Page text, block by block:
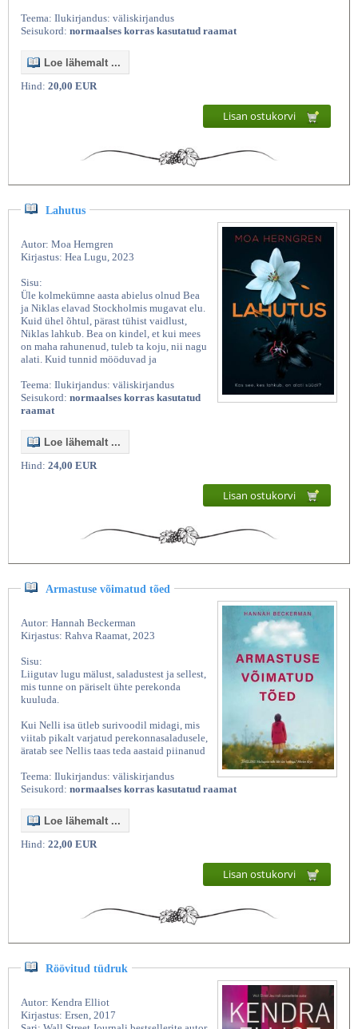
Teema: Ilukirjandus: väliskirjandus
Seisukord: normaalses korras kasutatud raamat
Loe lähemalt ...
Hind: 20,00 EUR
Lisan ostukorvi
Lahutus
Autor: Moa Herngren
Kirjastus: Hea Lugu, 2023
Sisu:
Üle kolmekümne aasta abielus olnud Bea
ja Niklas elavad Stockholmis mugavat elu.
Kuid ühel õhtul, pärast tühist vaidlust,
Niklas lahkub. Bea on kindel, et kui mees
on maha rahunenud, tuleb ta koju, nii nagu
alati. Kuid tunnid mööduvad ja
Teema: Ilukirjandus: väliskirjandus
Seisukord: normaalses korras kasutatud
raamat
Loe lähemalt ...
Hind: 24,00 EUR
Lisan ostukorvi
Armastuse võimatud tõed
Autor: Hannah Beckerman
Kirjastus: Rahva Raamat, 2023
Sisu:
Liigutav lugu mälust, saladustest ja sellest,
mis tunne on päriselt ühte perekonda
kuuluda.
Kui Nelli isa ütleb surivoodil midagi, mis
viitab pikalt varjatud perekonnasaladusele,
äratab see Nellis taas teda aastaid piinanud
Teema: Ilukirjandus: väliskirjandus
Seisukord: normaalses korras kasutatud raamat
Loe lähemalt ...
Hind: 22,00 EUR
Lisan ostukorvi
Röövitud tüdruk
Autor: Kendra Elliot
Kirjastus: Ersen, 2017